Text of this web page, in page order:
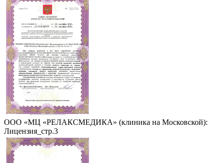
ООО «МЦ «РЕЛАКСМЕДИКА» (клиника на Московской):
Лицензия_стр.3